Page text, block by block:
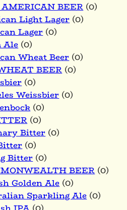
AMERICAN BEER(0)
Light Lager(0)
Lager(0)
Ale(0)
Wheat Beer(0)
BEER(0)
(0)
Weissbier(0)
(0)
(0)
Bitter(0)
(0)
Bitter(0)
BEER(0)
Golden Ale(0)
Sparkling Ale(0)